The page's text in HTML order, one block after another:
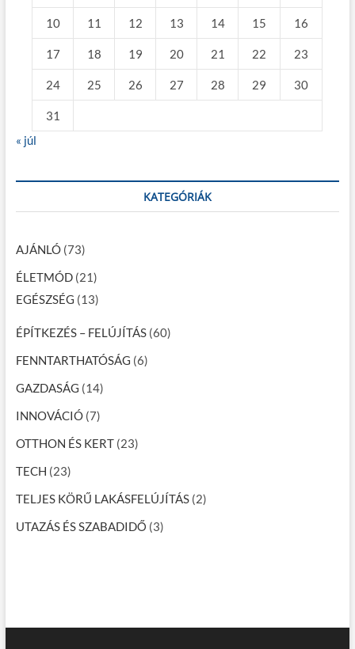
10 11 12 13 14 15 16
17 18 19 20 21 22 23
24 25 26 27 28 29 30
31
« júl
KATEGÓRIÁK
AJÁNLÓ(73)
ÉLETMÓD(21)
EGÉSZSÉG (13)
ÉPÍTKEZÉS – FELÚJÍTÁS(60)
FENNTARTHATÓSÁG (6)
GAZDASÁG (14)
INNOVÁCIÓ(7)
OTTHON ÉS KERT(23)
TECH (23)
TELJES KÖRŰ LAKÁSFELÚJÍTÁS(2)
UTAZÁS ÉS SZABADIDŐ (3)